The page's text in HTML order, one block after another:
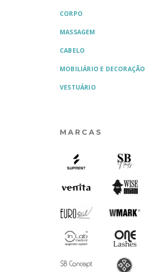
CORPO
MASSAGEM
CABELO
MOBILIÁRIO E DECORAÇÃO
VESTUÁRIO
MARCAS